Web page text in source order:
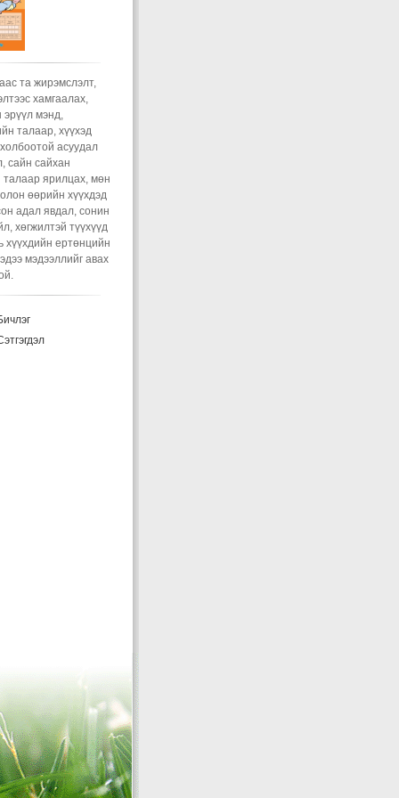
Зочин:
belgin
orsn ymaa 4
umnu ghde dotorn
gadnan tawicad..
гэж юу вэ?
Зочин:Sain bnuu
torood 7n sar bolj
biynii yum neg ch
jiremsen boloh
гэж юу вэ?
xvv: Гадуур тавих
арга болохгүй.
хийх нь ч чухал
хооллолт с...
Зочин:
та жирэмслэлт,
хамгаалах,
мэнд,
талаар, хүүхэд
асуудал
сайн сайхан
талаар ярилцах, мөн
өөрийн хүүхдэд
адал явдал, сонин
хөгжилтэй түүхүүд
хүүхдийн ертөнцийн
мэдээллийг авах